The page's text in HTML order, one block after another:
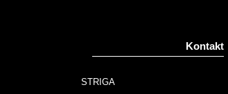
Kontakt
STRIGA